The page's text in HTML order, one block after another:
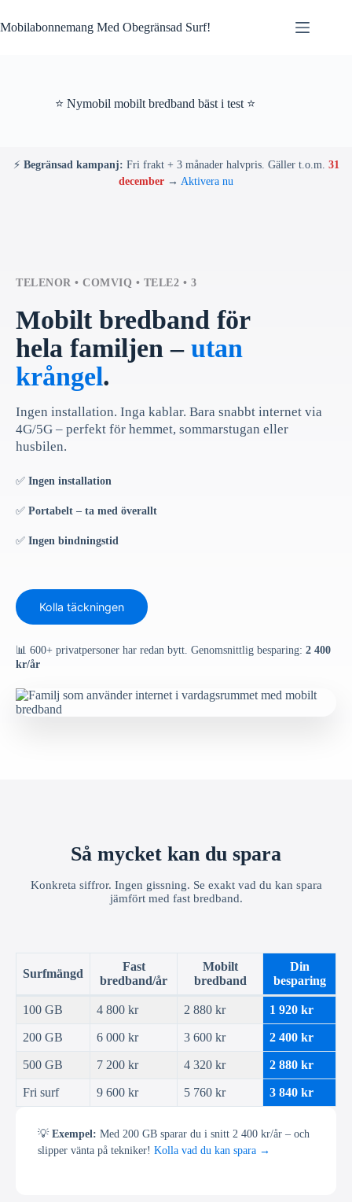
to
content
Mobilabonnemang Med Obegränsad Surf!
⭐ Nymobil mobilt bredband bäst i test ⭐
⚡ Begränsad kampanj: Fri frakt + 3 månader halvpris. Gäller t.o.m. 31
december → Aktivera nu
TELENOR • COMVIQ • TELE2 • 3
Mobilt bredband för
hela familjen – utan
krångel.
Ingen installation. Inga kablar. Bara snabbt internet via
4G/5G – perfekt för hemmet, sommarstugan eller
husbilen.
✅ Ingen installation
✅ Portabelt – ta med överallt
✅ Ingen bindningstid
Kolla täckningen
📊 600+ privatpersoner har redan bytt. Genomsnittlig besparing: 2 400
kr/år
Så mycket kan du spara
Konkreta siffror. Ingen gissning. Se exakt vad du kan spara
jämfört med fast bredband.
Surfmängd
Fast
bredband/år
Mobilt
bredband
Din
besparing
100 GB 4 800 kr 2 880 kr 1 920 kr
200 GB 6 000 kr 3 600 kr 2 400 kr
500 GB 7 200 kr 4 320 kr 2 880 kr
Fri surf 9 600 kr 5 760 kr 3 840 kr
💡Exempel: Med 200 GB sparar du i snitt 2 400 kr/år – och
slipper vänta på tekniker! Kolla vad du kan spara →